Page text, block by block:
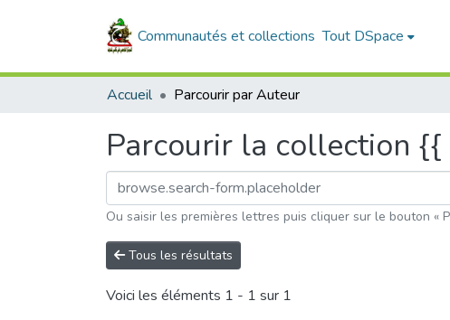
Communautés et collections Tout DSpace
Accueil Parcourir par Auteur
Parcourir la collection
Ou saisir les premières lettres puis cliquer sur le bouton «
Tous les résultats
Voici les éléments 1 - 1 sur 1